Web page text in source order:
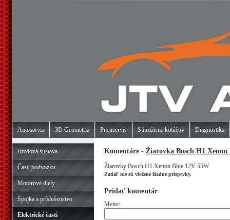
Autoservis 3D Geometria Pneuservis Sútruženie kotúčov Diagnostika
Brzdová sústava
Časti podvozku
Motorové diely
Spojka a príslušenstvo
Elektrické časti
Komentáre - Žiarovka Bosch H1
Žiarovky Bosch H1 Xenon Blue 12V 55W
Zatiaľ nie sú vložené žiadne príspevky.
Pridať komentár
Meno: